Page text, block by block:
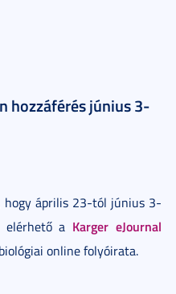
hozzáférés június 3-
hogy április 23-tól június 3-
elérhető a Karger eJournal
online folyóirata.